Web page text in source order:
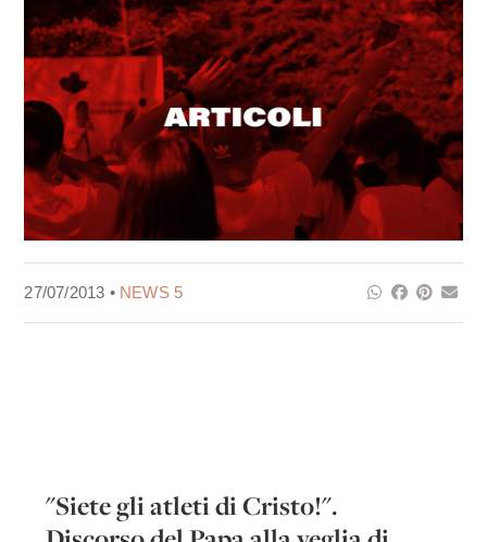
27/07/2013 • NEWS 5
"Siete gli atleti di Cristo!".